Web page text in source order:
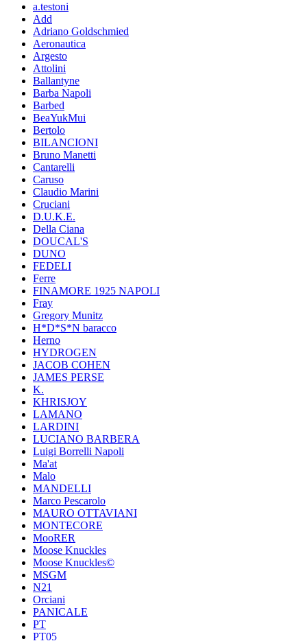
a.testoni
Add
Adriano Goldschmied
Aeronautica
Argesto
Attolini
Ballantyne
Barba Napoli
Barbed
BeaYukMui
Bertolo
BILANCIONI
Bruno Manetti
Cantarelli
Caruso
Claudio Marini
Cruciani
D.U.K.E.
Della Ciana
DOUCAL'S
DUNO
FEDELI
Ferre
FINAMORE 1925 NAPOLI
Fray
Gregory Munitz
H*D*S*N baracco
Herno
HYDROGEN
JACOB COHEN
JAMES PERSE
K.
KHRISJOY
LAMANO
LARDINI
LUCIANO BARBERA
Luigi Borrelli Napoli
Ma'at
Malo
MANDELLI
Marco Pescarolo
MAURO OTTAVIANI
MONTECORE
MooRER
Moose Knuckles
Moose Knuckles©️
MSGM
N21
Orciani
PANICALE
PT
PT05